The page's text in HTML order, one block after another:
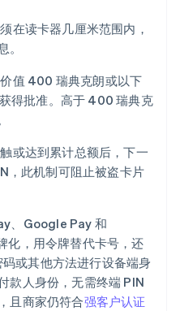
在读卡器几厘米范围内，
值 400 瑞典克朗或以下
得批准。高于 400 瑞典克
或达到累计总额后，下一
，此机制可阻止被盗卡片
、Google Pay 和
化，用令牌替代卡号，还
或其他方法进行设备端身
款人身份，无需终端 PIN
且商家仍符合强客户认证